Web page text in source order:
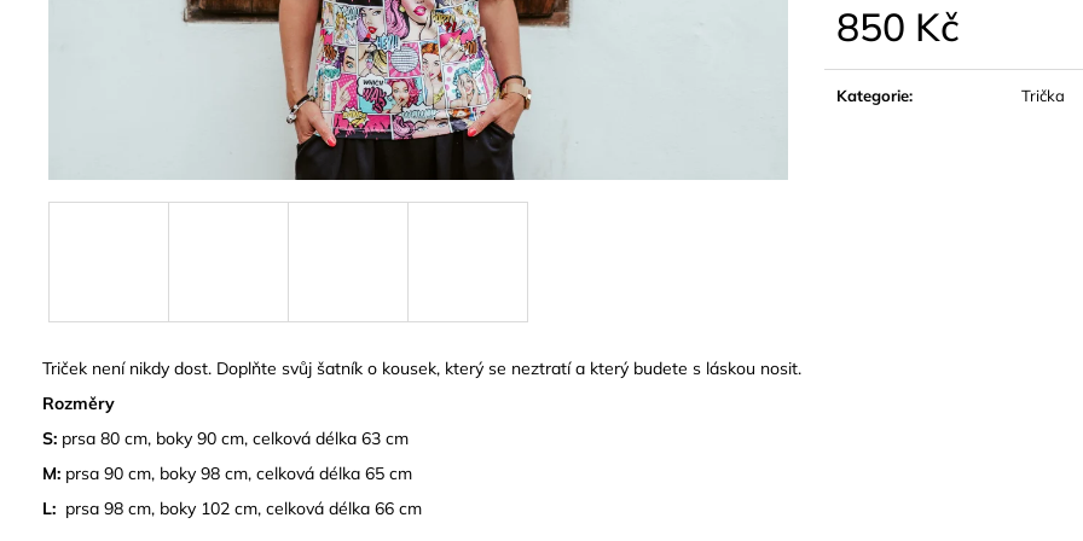
850 Kč
Kategorie: Trička
Triček není nikdy dost. Doplňte svůj šatník o kousek, který se neztratí a který budete s láskou nosit.
Rozměry
S: prsa 80 cm, boky 90 cm, celková délka 63 cm
M: prsa 90 cm, boky 98 cm, celková délka 65 cm
L: prsa 98 cm, boky 102 cm, celková délka 66 cm